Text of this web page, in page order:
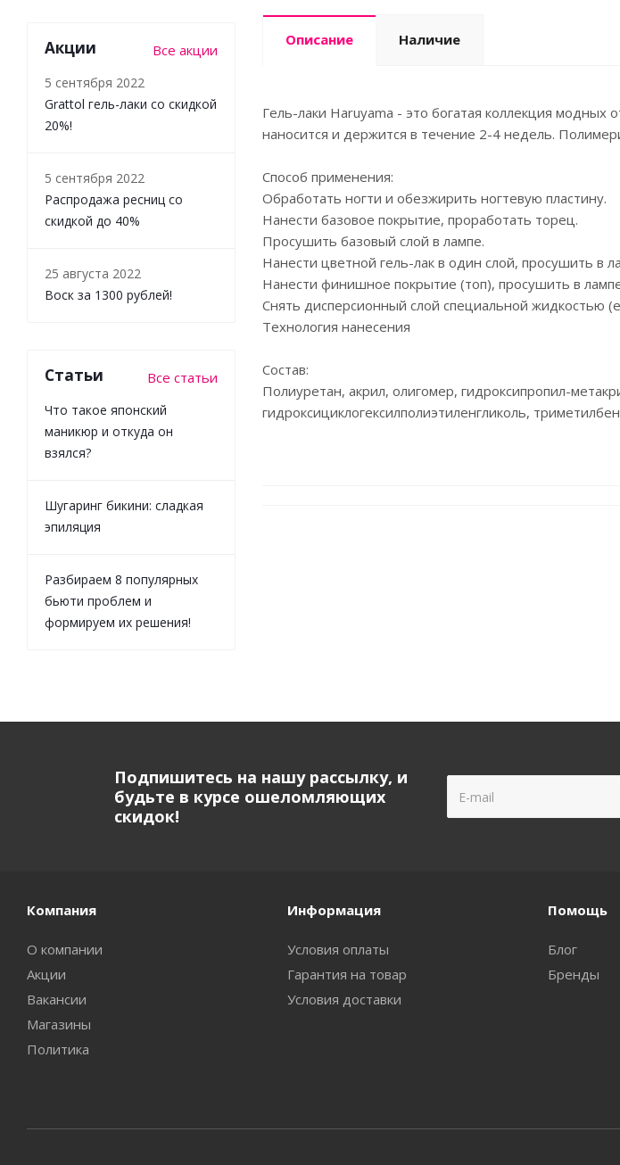
Описание Наличие
Гель-лаки Haruyama - это богатая коллекция модных
наносится и держится в течение 2-4 недель.
Способ применения:
Обработать ногти и обезжирить ногтевую пластину.
Нанести базовое покрытие, проработать торец.
Просушить базовый слой в лампе.
Нанести цветной гель-лак в один слой, просушить в
Нанести финишное покрытие (топ), просушить в
Снять дисперсионный слой специальной жидкостью
Технология нанесения
Состав:
Полиуретан, акрил, олигомер, гидроксипропил-
гидроксициклогексилполиэтиленгликоль,
Акции Все акции
5 сентября 2022
Grattol гель-лаки со скидкой
20%!
5 сентября 2022
Распродажа ресниц со
скидкой до 40%
25 августа 2022
Воск за 1300 рублей!
Статьи Все статьи
Что такое японский
маникюр и откуда он
взялся?
Шугаринг бикини: сладкая
эпиляция
Разбираем 8 популярных
бьюти проблем и
формируем их решения!
Подпишитесь на нашу рассылку, и
будьте в курсе ошеломляющих
скидок!
Компания
О компании
Акции
Вакансии
Магазины
Политика
Информация
Условия оплаты
Гарантия на товар
Условия доставки
Помощь
Блог
Бренды